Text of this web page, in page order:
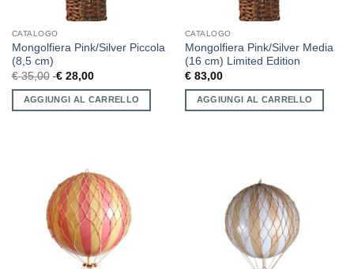
CATALOGO
Mongolfiera Pink/Silver Piccola
(8,5 cm)
€35,00 €28,00
AGGIUNGI AL CARRELLO
CATALOGO
Mongolfiera Pink/Silver Media
(16 cm) Limited Edition
€83,00
AGGIUNGI AL CARRELLO